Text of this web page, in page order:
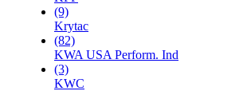
(9)
Krytac
(82)
KWA USA Perform. Ind
(3)
KWC